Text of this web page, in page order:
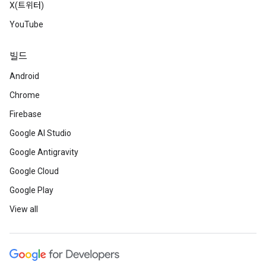
X(트위터)
YouTube
빌드
Android
Chrome
Firebase
Google AI Studio
Google Antigravity
Google Cloud
Google Play
View all